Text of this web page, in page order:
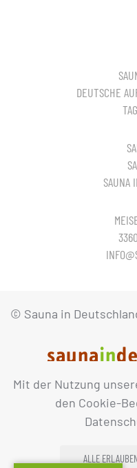
Mit der Nutzung
den Cookie-
ALLE
DEUTSCHE
SAUNA
© Sauna in